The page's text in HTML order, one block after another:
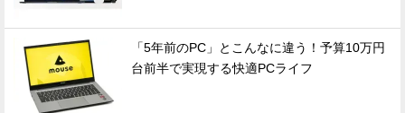
「5年前のPC」とこんなに違う！予算10万円
台前半で実現する快適PCライフ